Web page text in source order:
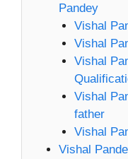
Pandey
Vishal
Vishal
Vishal
Vishal
father
Vishal
Vishal